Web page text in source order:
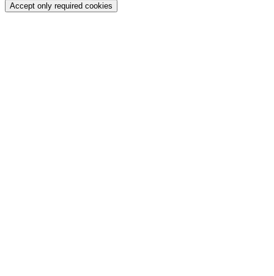
Accept only required cookies